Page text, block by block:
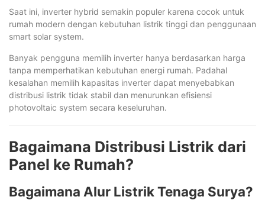
Saat ini, inverter hybrid semakin populer karena cocok untuk
rumah modern dengan kebutuhan listrik tinggi dan penggunaan
smart solar system.
Banyak pengguna memilih inverter hanya berdasarkan harga
tanpa memperhatikan kebutuhan energi rumah. Padahal
kesalahan memilih kapasitas inverter dapat menyebabkan
distribusi listrik tidak stabil dan menurunkan efisiensi
photovoltaic system secara keseluruhan.
Bagaimana Distribusi Listrik dari
Panel ke Rumah?
Bagaimana Alur Listrik Tenaga Surya?